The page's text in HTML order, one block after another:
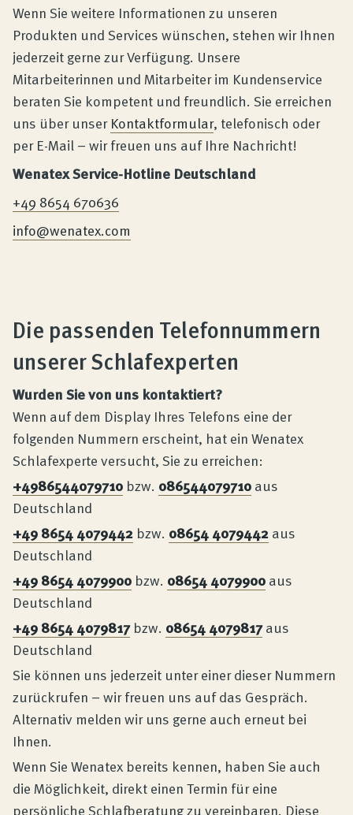
Wenn Sie weitere Informationen zu unseren
Produkten und Services wünschen, stehen wir Ihnen
jederzeit gerne zur Verfügung. Unsere
Mitarbeiterinnen und Mitarbeiter im Kundenservice
beraten Sie kompetent und freundlich. Sie erreichen
uns über unserKontaktformular, telefonisch oder
per E-Mail – wir freuen uns auf Ihre Nachricht!
Wenatex Service-Hotline Deutschland
+49 8654 670636
info@wenatex.com
Die passenden Telefonnummern
unserer Schlafexperten
Wurden Sie von uns kontaktiert?
Wenn auf dem Display Ihres Telefons eine der
folgenden Nummern erscheint, hat ein Wenatex
Schlafexperte versucht, Sie zu erreichen:
+4986544079710bzw. 086544079710aus
Deutschland
+49 8654 4079442bzw. 08654 4079442aus
Deutschland
+49 8654 4079900bzw. 08654 4079900aus
Deutschland
+49 8654 4079817bzw. 08654 4079817aus
Deutschland
Sie können uns jederzeit unter einer dieser Nummern
zurückrufen – wir freuen uns auf das Gespräch.
Alternativ melden wir uns gerne auch erneut bei
Ihnen.
Wenn Sie Wenatex bereits kennen, haben Sie auch
die Möglichkeit, direkt einen Termin für eine
persönliche Schlafberatung zu vereinbaren. Diese